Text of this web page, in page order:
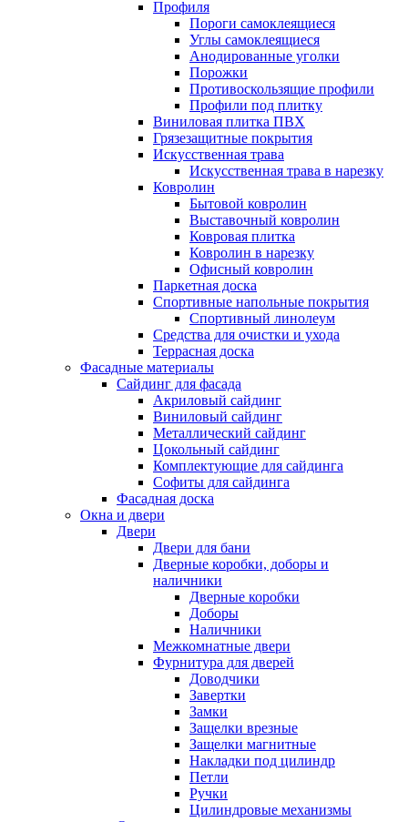
Профиля
Пороги самоклеящиеся
Углы самоклеящиеся
Анодированные уголки
Порожки
Противоскользящие профили
Профили под плитку
Виниловая плитка ПВХ
Грязезащитные покрытия
Искусственная трава
Искусственная трава в нарезку
Ковролин
Бытовой ковролин
Выставочный ковролин
Ковровая плитка
Ковролин в нарезку
Офисный ковролин
Паркетная доска
Спортивные напольные покрытия
Спортивный линолеум
Средства для очистки и ухода
Террасная доска
Фасадные материалы
Сайдинг для фасада
Акриловый сайдинг
Виниловый сайдинг
Металлический сайдинг
Цокольный сайдинг
Комплектующие для сайдинга
Софиты для сайдинга
Фасадная доска
Окна и двери
Двери
Двери для бани
Дверные коробки, доборы и
наличники
Дверные коробки
Доборы
Наличники
Межкомнатные двери
Фурнитура для дверей
Доводчики
Завертки
Замки
Защелки врезные
Защелки магнитные
Накладки под цилиндр
Петли
Ручки
Цилиндровые механизмы